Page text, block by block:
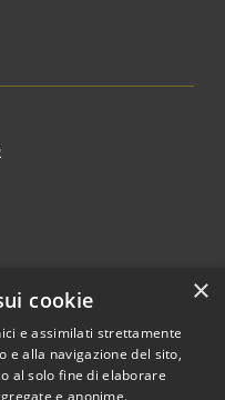
×
cookie
e assimilati strettamente
e alla navigazione del sito,
al solo fine di elaborare
e anonime.